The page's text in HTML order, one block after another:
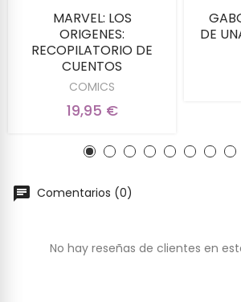
MARVEL: LOS
ORIGENES:
RECOPILATORIO DE
CUENTOS
COMICS
19,95 €
DE
Comentarios (0)
No hay reseñas de clientes en